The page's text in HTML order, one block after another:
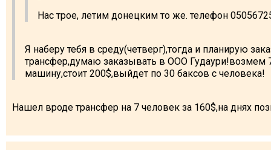
Нас трое, летим донецким то же. телефон
Я наберу тебя в среду(четверг),тогда и планирую
трансфер,думаю заказывать в ООО Гудаури!возмем
машину,стоит 200$,выйдет по 30 баксов с человека!
Нашел вроде трансфер на 7 человек за 160$,на днях